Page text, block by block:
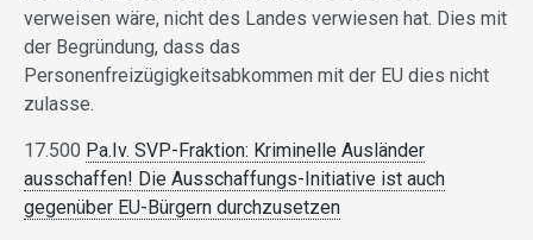
verweisen wäre, nicht des Landes verwiesen hat. Dies mit
der Begründung, dass das
Personenfreizügigkeitsabkommen mit der EU dies nicht
zulasse.
17.500 Pa.Iv. SVP-Fraktion: Kriminelle Ausländer
ausschaffen! Die Ausschaffungs-Initiative ist auch
gegenüber EU-Bürgern durchzusetzen